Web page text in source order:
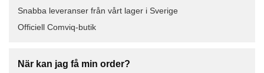
Snabba leveranser från vårt lager i Sverige
Officiell Comviq-butik
När kan jag få min order?